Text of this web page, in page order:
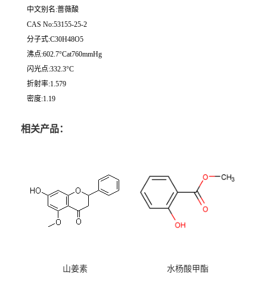
中文别名:蔷薇酸
CAS No:53155-25-2
分子式:C30H48O5
沸点:602.7°Cat760mmHg
闪光点:332.3°C
折射率:1.579
密度:1.19
相关产品：
山姜素 水杨酸甲酯